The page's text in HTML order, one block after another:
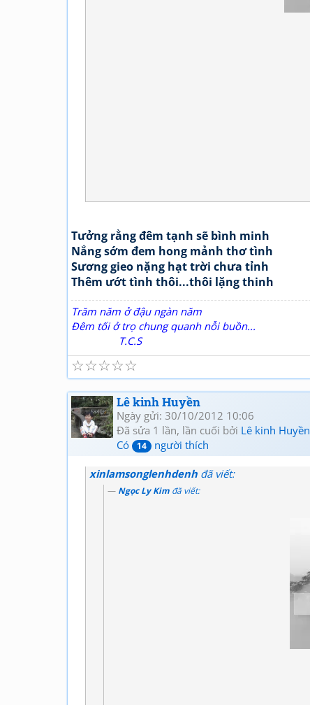
Tưởng rằng đêm tạnh sẽ bình minh
Nắng sớm đem hong mảnh thơ tình
Sương gieo nặng hạt trời chưa tỉnh
Thêm ướt tình thôi...thôi lặng thinh
Trăm năm ở đậu ngàn năm
Đêm tối ở trọ chung quanh nỗi buồn...
T.C.S
☆
☆
☆
☆
☆
Lê kinh Huyền
Ngày gửi: 30/10/2012 10:06
Đã sửa 1 lần, lần cuối bởi Lê kinh Huyền
Có
14 người thích
xinlamsonglenhdenh đã viết:
Ngọc Ly Kim đã viết: